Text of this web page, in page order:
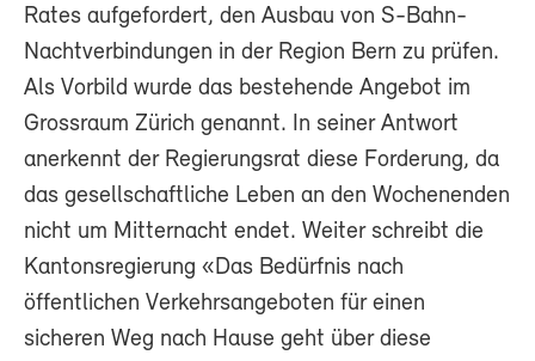
Rates aufgefordert, den Ausbau von S-Bahn-
Nachtverbindungen in der Region Bern zu prüfen.
Als Vorbild wurde das bestehende Angebot im
Grossraum Zürich genannt. In seiner Antwort
anerkennt der Regierungsrat diese Forderung, da
das gesellschaftliche Leben an den Wochenenden
nicht um Mitternacht endet. Weiter schreibt die
Kantonsregierung «Das Bedürfnis nach
öffentlichen Verkehrsangeboten für einen
sicheren Weg nach Hause geht über diese